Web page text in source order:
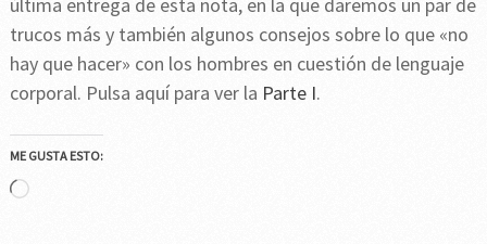
trucos más y también algunos consejos sobre lo que «no
hay que hacer» con los hombres en cuestión de lenguaje
corporal. Pulsa aquí para ver la Parte I.
ME GUSTA ESTO:
Cargando...